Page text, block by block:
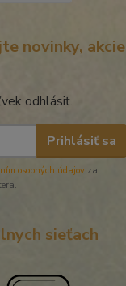
novinky, akcie
odhlásiť.
Prihlásiť sa
osobných údajov za
sieťach